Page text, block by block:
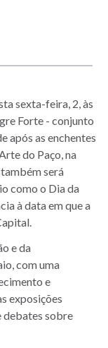
sexta-feira, 2, às
Forte - conjunto
após as enchentes
do Paço, na
será
como o Dia da
à data em que a
e da
com uma
e
exposições
debates sobre